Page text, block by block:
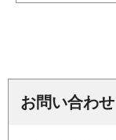
お問い合わせ